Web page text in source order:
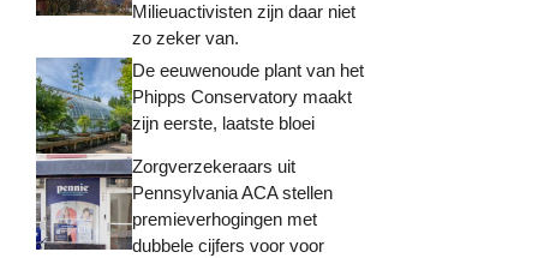
Milieuactivisten zijn daar niet
zo zeker van.
De eeuwenoude plant van het
Phipps Conservatory maakt
zijn eerste, laatste bloei
Zorgverzekeraars uit
Pennsylvania ACA stellen
premieverhogingen met
dubbele cijfers voor voor